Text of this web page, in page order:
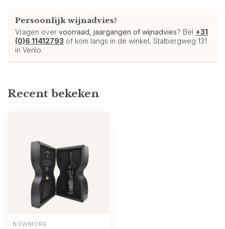
Persoonlijk wijnadvies?
Vragen over voorraad, jaargangen of wijnadvies? Bel +31
(0)6 11412793 of kom langs in de winkel, Stalbergweg 131
in Venlo.
Recent bekeken
BOWMORE